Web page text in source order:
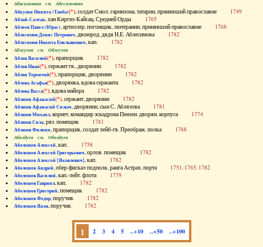
Абисаломова см. Абесаломова
Абкузин Никита (Танба)(*), солдат Смол. гарнизона, татарин, принявший православие 1749
Аблай-Салтан, хан Киргиз-Кайсац. Средней Орды 1765
Аблеев Павел (Юрас), артиллер. погонщик, лютеранин, принявший православие 1768
Аблесимов Денис Петрович, двоюрод. дядя Н.Е. Аблесимова 1782
Аблесимов Никита Емельянович, кап. 1782
Аблеухов см. Облеухов
Аблов Василий(*), прапорщик 1782
Аблов Иван(*), сержант гв., дворянин 1782
Аблов Терентий(*), прапорщик, дворянин 1782
Аблова Агафья(*), дворянка, вдова сержанта 1782
Аблова Васса(*), вдова майора 1782
Аблязов Афанасий(*), сержант, дворянин 1782
Аблязов Афанасий Силыч, дворянин, сын С. Аблязова 1781
Аблязов Михаил, корнет, командир эскадрона Пензен. дворян. корпуса 1774
Аблязов Сила, ряз. помещик 1781
Аблязов Филипп, прапорщик, солдат лейб-гв. Преображ. полка 1768
Аболдуев см. Оболдуев
Аболешев Алексей, кап. 1758
Аболешев Алексей Григорьевич, орлов. помещик 1782
Аболешев Алексей [Яковлевич], кап. 1782
Аболешев Андрей, обер-фискал подполк. ранга Астрах. порта 1751, 1765, 1782
Аболешев Василий, кап.-лейт. флота 1779
Аболешев Гавриил, кап. 1782
Аболешев Григорий, помещик 1782
Аболешев Федор, поручик 1782
Аболешев Яков, поручик 1782
1 2 3 4 5 ..+10 ..+50 ..+100